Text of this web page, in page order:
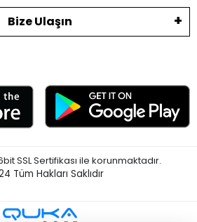
Bize Ulaşın
SSL Sertifikası ile korunmaktadır.
Tüm Hakları Saklıdır